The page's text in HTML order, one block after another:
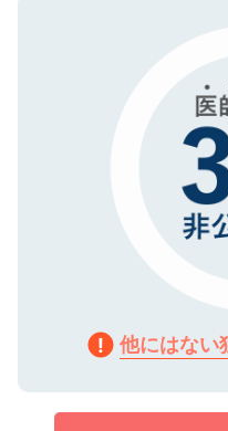
で、機密保持に
他にはない